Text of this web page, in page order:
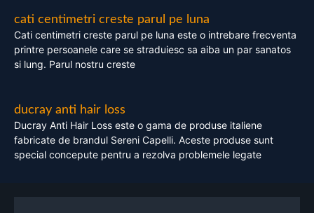
cati centimetri creste parul pe luna
Cati centimetri creste parul pe luna este o intrebare frecventa
printre persoanele care se straduiesc sa aiba un par sanatos
si lung. Parul nostru creste
ducray anti hair loss
Ducray Anti Hair Loss este o gama de produse italiene
fabricate de brandul Sereni Capelli. Aceste produse sunt
special concepute pentru a rezolva problemele legate